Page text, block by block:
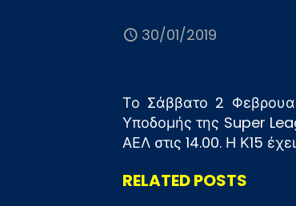
30/01/2019
Το Σάββατο 2
Υποδομής της Super
ΑΕΛ στις 14.00. Η Κ15
RELATED POSTS